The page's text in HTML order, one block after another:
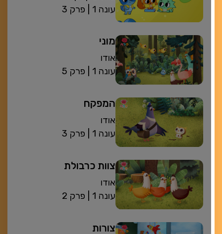
פרק 3
| עונה 1
מוני
אודו
פרק 5
| עונה 1
המפקח
אודו
פרק 3
| עונה 1
צוות כרבולת
אודו
פרק 2
| עונה 1
צורות